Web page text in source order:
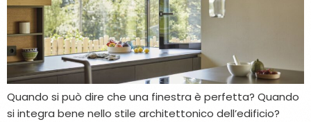
Quando si può dire che una finestra è perfetta? Quando
si integra bene nello stile architettonico dell’edificio?